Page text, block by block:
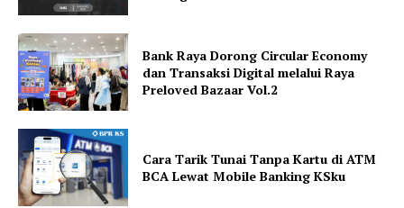
Bank Raya Dorong Circular Economy
dan Transaksi Digital melalui Raya
Preloved Bazaar Vol.2
Cara Tarik Tunai Tanpa Kartu di ATM
BCA Lewat Mobile Banking KSku